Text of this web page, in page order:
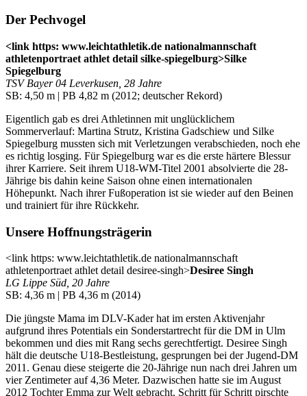
Der Pechvogel
<link https: www.leichtathletik.de nationalmannschaft
athletenportraet athlet detail silke-spiegelburg>Silke
Spiegelburg
TSV Bayer 04 Leverkusen, 28 Jahre
SB: 4,50 m | PB 4,82 m (2012; deutscher Rekord)
Eigentlich gab es drei Athletinnen mit unglücklichem
Sommerverlauf: Martina Strutz, Kristina Gadschiew und Silke
Spiegelburg mussten sich mit Verletzungen verabschieden, noch ehe
es richtig losging. Für Spiegelburg war es die erste härtere Blessur
ihrer Karriere. Seit ihrem U18-WM-Titel 2001 absolvierte die 28-
Jährige bis dahin keine Saison ohne einen internationalen
Höhepunkt. Nach ihrer Fußoperation ist sie wieder auf den Beinen
und trainiert für ihre Rückkehr.
Unsere Hoffnungsträgerin
<link https: www.leichtathletik.de nationalmannschaft
athletenportraet athlet detail desiree-singh>Desiree Singh
LG Lippe Süd, 20 Jahre
SB: 4,36 m | PB 4,36 m (2014)
Die jüngste Mama im DLV-Kader hat im ersten Aktivenjahr
aufgrund ihres Potentials ein Sonderstartrecht für die DM in Ulm
bekommen und dies mit Rang sechs gerechtfertigt. Desiree Singh
hält die deutsche U18-Bestleistung, gesprungen bei der Jugend-DM
2011. Genau diese steigerte die 20-Jährige nun nach drei Jahren um
vier Zentimeter auf 4,36 Meter. Dazwischen hatte sie im August
2012 Tochter Emma zur Welt gebracht. Schritt für Schritt pirschte